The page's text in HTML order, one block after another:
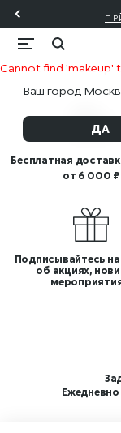
Ваш город
ДА
Cannot find 'makeup'
Бесплатная
от 6 000 ₽
Подписывайтесь
об акциях,